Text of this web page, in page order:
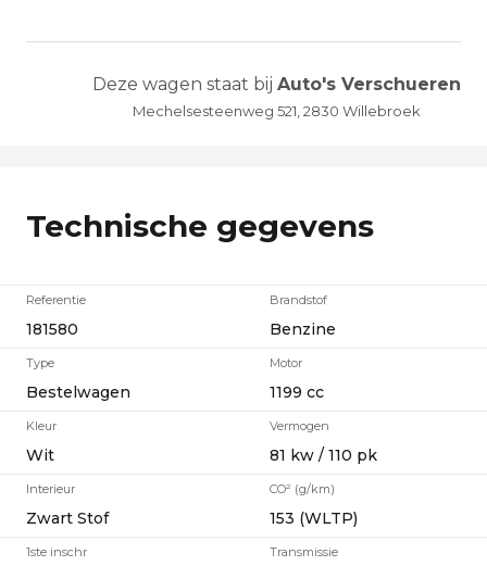
Deze wagen staat bij Auto's Verschueren
Mechelsesteenweg 521, 2830 Willebroek
Technische gegevens
Referentie
181580
Type
Bestelwagen
Kleur
Wit
Interieur
Zwart Stof
1ste inschr
Brandstof
Benzine
Motor
1199 cc
Vermogen
81 kw / 110 pk
CO² (g/km)
153 (WLTP)
Transmissie